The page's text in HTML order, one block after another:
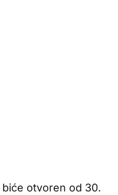
biće otvoren od 30.